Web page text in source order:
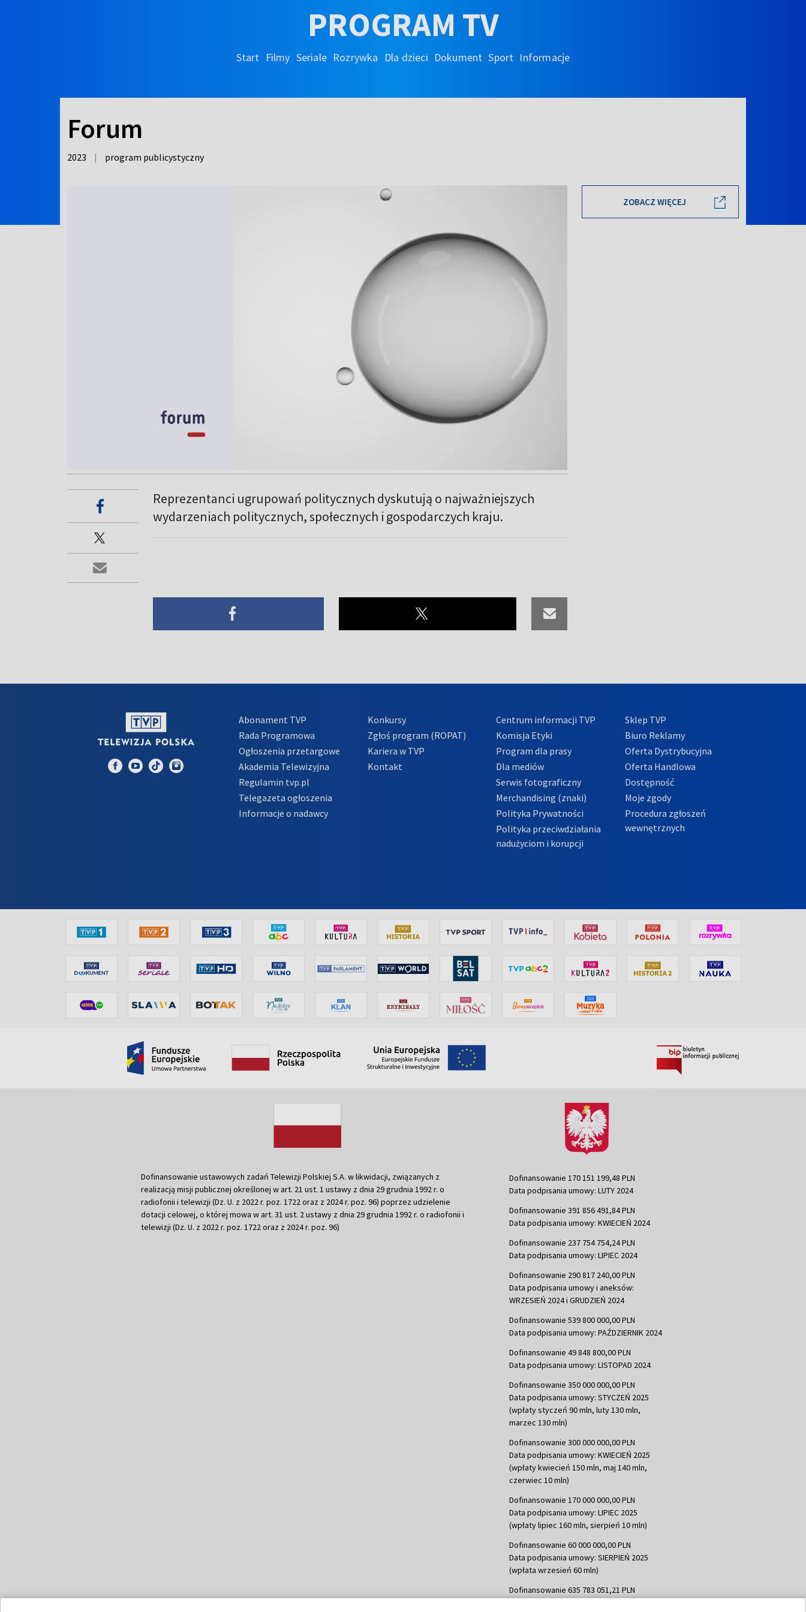
PROGRAM TV
Start Filmy Seriale Rozrywka Dla dzieci Dokument Sport Informacje
Forum
2023 | program publicystyczny
Reprezentanci ugrupowań politycznych dyskutują o najważniejszych
wydarzeniach politycznych, społecznych i gospodarczych kraju.
ZOBACZ WIĘCEJ
Abonament TVP
Rada Programowa
Ogłoszenia przetargowe
Akademia Telewizyjna
Regulamin tvp.pl
Telegazeta ogłoszenia
Informacje o nadawcy
Konkursy
Zgłoś program (ROPAT)
Kariera w TVP
Kontakt
Centrum informacji TVP
Komisja Etyki
Program dla prasy
Dla mediów
Serwis fotograficzny
Merchandising (znaki)
Polityka Prywatności
Polityka przeciwdziałania
nadużyciom i korupcji
Sklep TVP
Biuro Reklamy
Oferta Dystrybucyjna
Oferta Handlowa
Dostępność
Moje zgody
Procedura zgłoszeń
wewnętrznych
Dofinansowanie ustawowych zadań Telewizji Polskiej S.A. w likwidacji, związanych z
realizacją misji publicznej określonej w art. 21 ust. 1 ustawy z dnia 29 grudnia 1992 r. o
radiofonii i telewizji (Dz. U. z 2022 r. poz. 1722 oraz z 2024 r. poz. 96) poprzez udzielenie
dotacji celowej, o której mowa w art. 31 ust. 2 ustawy z dnia 29 grudnia 1992 r. o radiofonii i
telewizji (Dz. U. z 2022 r. poz. 1722 oraz z 2024 r. poz. 96)
Dofinansowanie 170 151 199,48 PLN
Data podpisania umowy: LUTY 2024
Dofinansowanie 391 856 491,84 PLN
Data podpisania umowy: KWIECIEŃ 2024
Dofinansowanie 237 754 754,24 PLN
Data podpisania umowy: LIPIEC 2024
Dofinansowanie 290 817 240,00 PLN
Data podpisania umowy i aneksów:
WRZESIEŃ 2024 i GRUDZIEŃ 2024
Dofinansowanie 539 800 000,00 PLN
Data podpisania umowy: PAŹDZIERNIK 2024
Dofinansowanie 49 848 800,00 PLN
Data podpisania umowy: LISTOPAD 2024
Dofinansowanie 350 000 000,00 PLN
Data podpisania umowy: STYCZEŃ 2025
(wpłaty styczeń 90 mln, luty 130 mln,
marzec 130 mln)
Dofinansowanie 300 000 000,00 PLN
Data podpisania umowy: KWIECIEŃ 2025
(wpłaty kwiecień 150 mln, maj 140 mln,
czerwiec 10 mln)
Dofinansowanie 170 000 000,00 PLN
Data podpisania umowy: LIPIEC 2025
(wpłaty lipiec 160 mln, sierpień 10 mln)
Dofinansowanie 60 000 000,00 PLN
Data podpisania umowy: SIERPIEŃ 2025
(wpłata wrzesień 60 mln)
Dofinansowanie 635 783 051,21 PLN